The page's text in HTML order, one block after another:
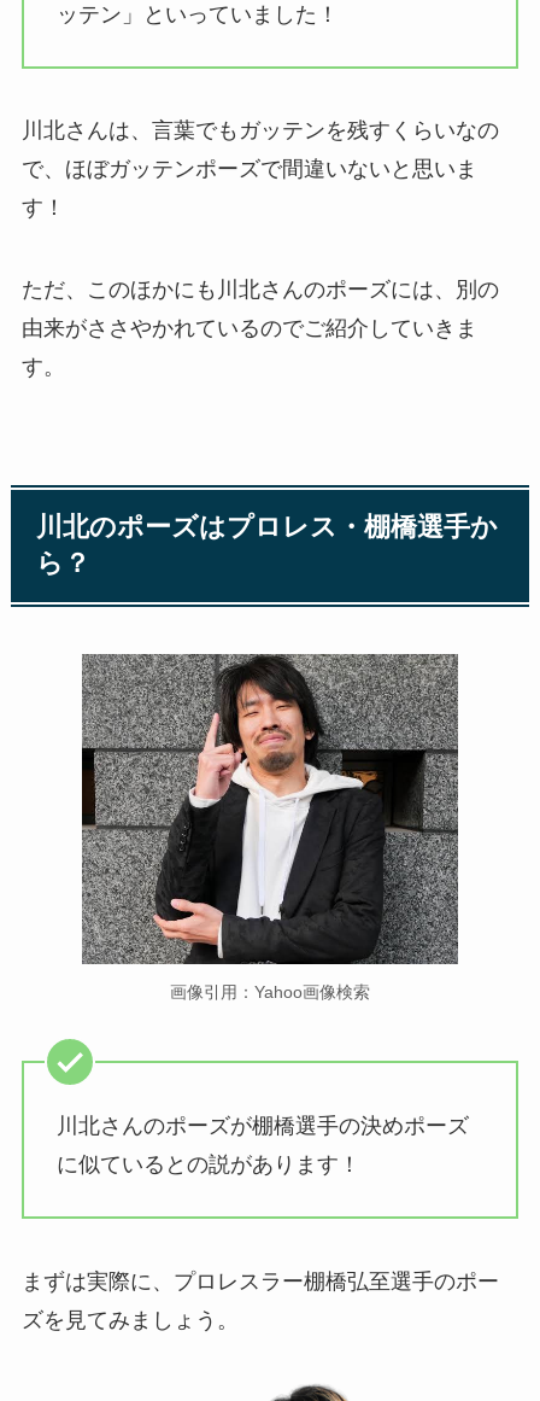
ッテン」といっていました！
川北さんは、言葉でもガッテンを残すくらいなの
で、ほぼガッテンポーズで間違いないと思いま
す！
ただ、このほかにも川北さんのポーズには、別の
由来がささやかれているのでご紹介していきま
す。
川北のポーズはプロレス・棚橋選手か
ら？
画像引用：Yahoo画像検索
川北さんのポーズが棚橋選手の決めポーズ
に似ているとの説があります！
まずは実際に、プロレスラー棚橋弘至選手のポー
ズを見てみましょう。